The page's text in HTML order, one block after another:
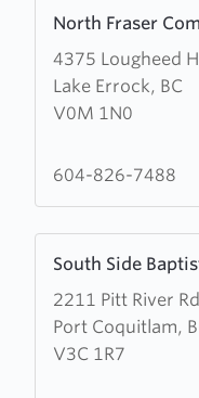
North Fraser
4375 Lougheed
Lake Errock, BC
V0M 1N0
more
about
North
Fraser
Church
604-826-7488
South Side
2211 Pitt River Rd
Port Coquitlam,
V3C 1R7
more
about
South
Side